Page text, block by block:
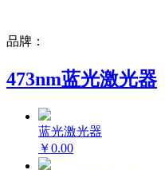
品牌：
473nm蓝光激光器
蓝光激光器
￥0.00